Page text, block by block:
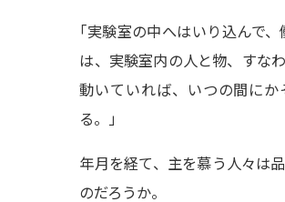
「実験室の中へはいり込んで
は、実験室内の人と物、すな
動いていれば、いつの間に
る。」
年月を経て、主を慕う人々は
のだろうか。